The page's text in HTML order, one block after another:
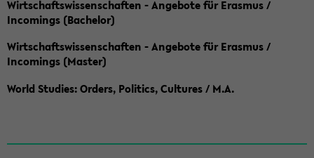
Wirtschaftswissenschaften - Angebote für Erasmus /
Incomings (Bachelor)
Wirtschaftswissenschaften - Angebote für Erasmus /
Incomings (Master)
World Studies: Orders, Politics, Cultures / M.A.